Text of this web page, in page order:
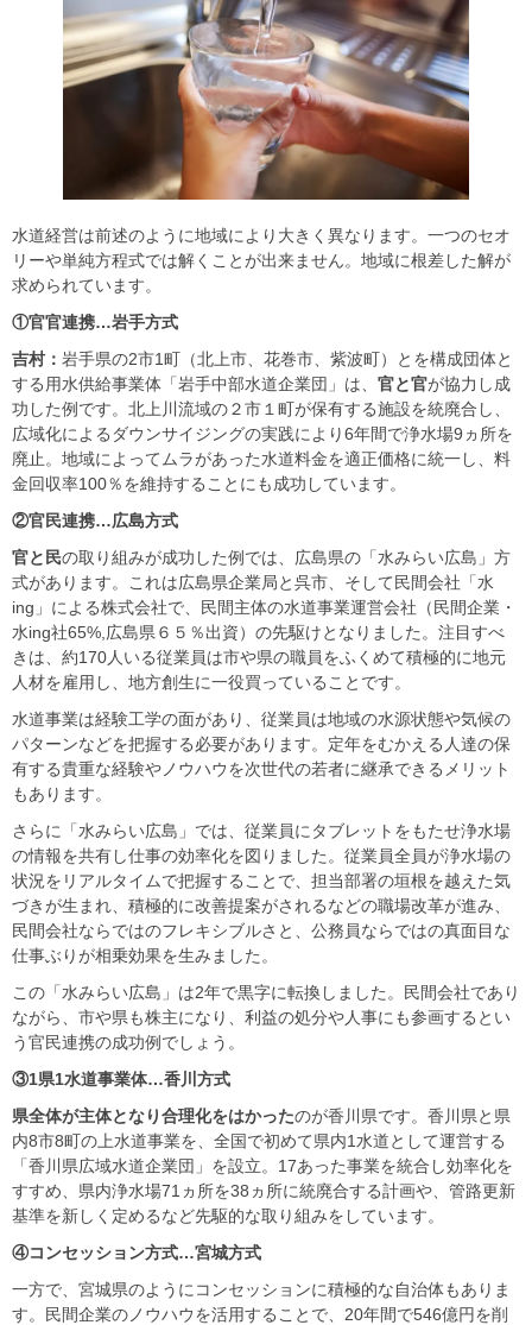
水道経営は前述のように地域により大きく異なります。一つのセオ
リーや単純方程式では解くことが出来ません。地域に根差した解が
求められています。
①官官連携…岩手方式
吉村： 岩手県の2市1町（北上市、花巻市、紫波町）とを構成団体と
する用水供給事業体「岩手中部水道企業団」は、 官と官が協力し成
功した例です。北上川流域の２市１町が保有する施設を統廃合し、
広域化によるダウンサイジングの実践により6年間で浄水場9ヵ所を
廃止。地域によってムラがあった水道料金を適正価格に統一し、料
金回収率100％を維持することにも成功しています。
②官民連携…広島方式
官と民の取り組みが成功した例では、広島県の「水みらい広島」方
式があります。これは広島県企業局と呉市、そして民間会社「水
ing」による株式会社で、民間主体の水道事業運営会社（民間企業・
水ing社65%,広島県６５％出資）の先駆けとなりました。注目すべ
きは、約170人いる従業員は市や県の職員をふくめて積極的に地元
人材を雇用し、地方創生に一役買っていることです。
水道事業は経験工学の面があり、従業員は地域の水源状態や気候の
パターンなどを把握する必要があります。定年をむかえる人達の保
有する貴重な経験やノウハウを次世代の若者に継承できるメリット
もあります。
さらに「水みらい広島」では、従業員にタブレットをもたせ浄水場
の情報を共有し仕事の効率化を図りました。従業員全員が浄水場の
状況をリアルタイムで把握することで、担当部署の垣根を越えた気
づきが生まれ、積極的に改善提案がされるなどの職場改革が進み、
民間会社ならではのフレキシブルさと、公務員ならではの真面目な
仕事ぶりが相乗効果を生みました。
この「水みらい広島」は2年で黒字に転換しました。民間会社であり
ながら、市や県も株主になり、利益の処分や人事にも参画するとい
う官民連携の成功例でしょう。
③1県1水道事業体…香川方式
県全体が主体となり合理化をはかったのが香川県です。香川県と県
内8市8町の上水道事業を、全国で初めて県内1水道として運営する
「香川県広域水道企業団」を設立。17あった事業を統合し効率化を
すすめ、県内浄水場71ヵ所を38ヵ所に統廃合する計画や、管路更新
基準を新しく定めるなど先駆的な取り組みをしています。
④コンセッション方式…宮城方式
一方で、宮城県のようにコンセッションに積極的な自治体もありま
す。民間企業のノウハウを活用することで、20年間で546億円を削